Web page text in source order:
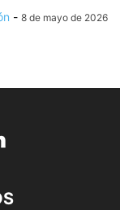
- 8 de mayo de 2026